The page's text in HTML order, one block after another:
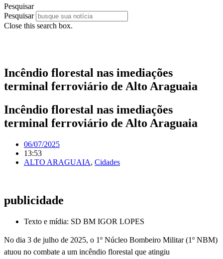
Pesquisar
Pesquisar
Close this search box.
Incêndio florestal nas imediações
terminal ferroviário de Alto Araguaia
Incêndio florestal nas imediações
terminal ferroviário de Alto Araguaia
06/07/2025
13:53
ALTO ARAGUAIA, Cidades
publicidade
Texto e mídia: SD BM IGOR LOPES
No dia 3 de julho de 2025, o 1º Núcleo Bombeiro Militar (1º NBM)
atuou no combate a um incêndio florestal que atingiu